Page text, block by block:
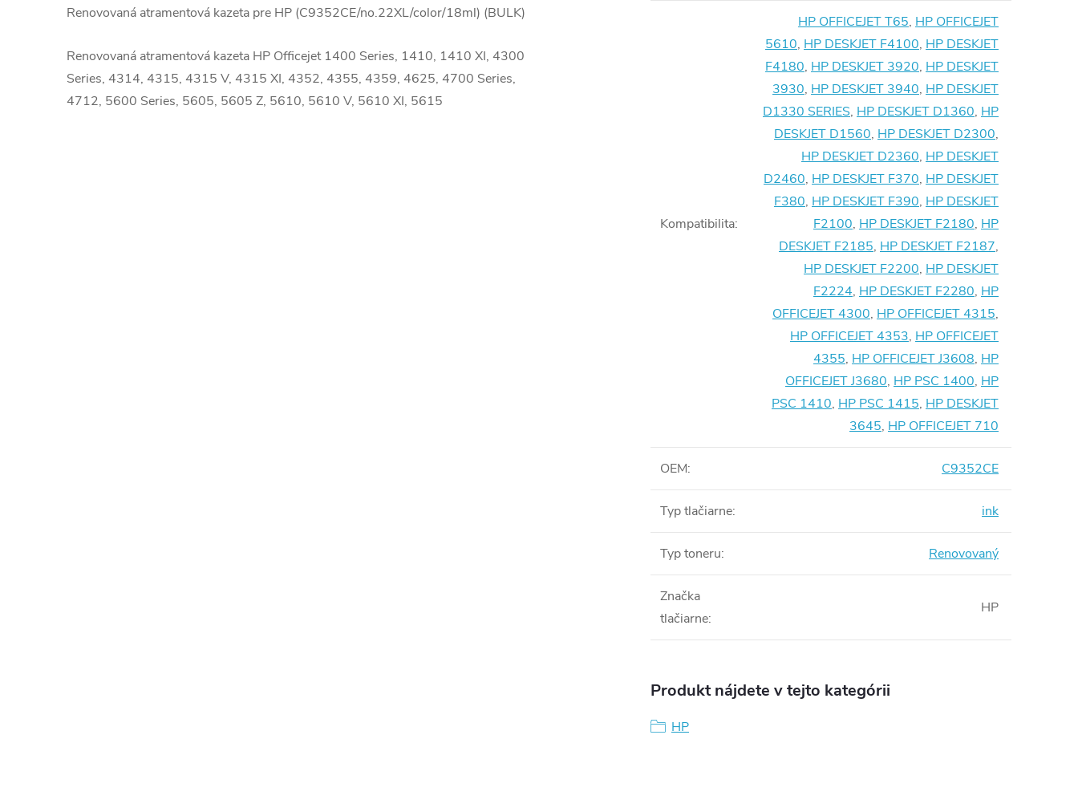
Renovovaná atramentová kazeta pre HP (C9352CE/no.22XL/color/18ml) (BULK)
Renovovaná atramentová kazeta HP Officejet 1400 Series, 1410, 1410 XI, 4300
Series, 4314, 4315, 4315 V, 4315 XI, 4352, 4355, 4359, 4625, 4700 Series,
4712, 5600 Series, 5605, 5605 Z, 5610, 5610 V, 5610 XI, 5615
Kompatibilita:
HP OFFICEJET T65, HP OFFICEJET
5610, HP DESKJET F4100, HP DESKJET
F4180, HP DESKJET 3920, HP DESKJET
3930, HP DESKJET 3940, HP DESKJET
D1330 SERIES, HP DESKJET D1360, HP
DESKJET D1560, HP DESKJET D2300,
HP DESKJET D2360, HP DESKJET
D2460, HP DESKJET F370, HP DESKJET
F380, HP DESKJET F390, HP DESKJET
F2100, HP DESKJET F2180, HP
DESKJET F2185, HP DESKJET F2187,
HP DESKJET F2200, HP DESKJET
F2224, HP DESKJET F2280, HP
OFFICEJET 4300, HP OFFICEJET 4315,
HP OFFICEJET 4353, HP OFFICEJET
4355, HP OFFICEJET J3608, HP
OFFICEJET J3680, HP PSC 1400, HP
PSC 1410, HP PSC 1415, HP DESKJET
3645, HP OFFICEJET 710
OEM: C9352CE
Typ tlačiarne: ink
Typ toneru: Renovovaný
Značka
tlačiarne:
HP
Produkt nájdete v tejto kategórii
HP